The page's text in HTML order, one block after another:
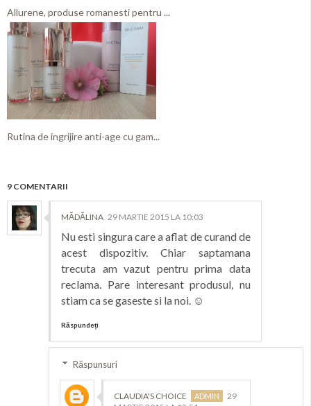
Allurene, produse romanesti pentru ...
Rutina de ingrijire anti-age cu gam...
9 COMENTARII
MĂDĂLINA 29 MARTIE 2015 LA 10:03
Nu esti singura care a aflat de curand de
acest dispozitiv. Chiar saptamana
trecuta am vazut pentru prima data
reclama. Pare interesant produsul, nu
stiam ca se gaseste si la noi. ☺
Răspundeți
Răspunsuri
CLAUDIA'S CHOICE
29